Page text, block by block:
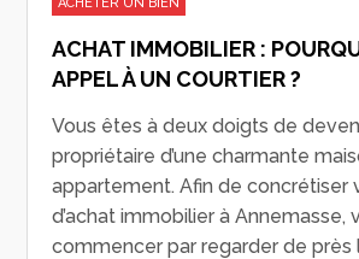
ACHAT IMMOBILIER :
APPEL À UN COURTIER ?
Vous êtes à deux doigts de
propriétaire d’une charmante
appartement. Afin de concrétiser
d’achat immobilier à Annemasse,
commencer par regarder de près